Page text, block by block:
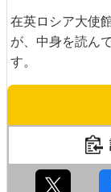
在英ロシア大使
が、中身を読ん
す。